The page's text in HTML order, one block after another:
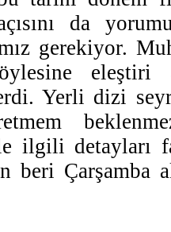
da
gerekiyor.
eleştiri
Yerli dizi
ilgili detayları
beri Çarşamba